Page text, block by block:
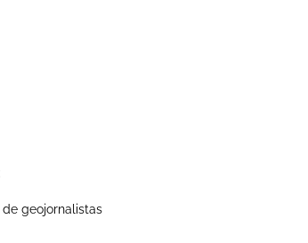
geojornalistas